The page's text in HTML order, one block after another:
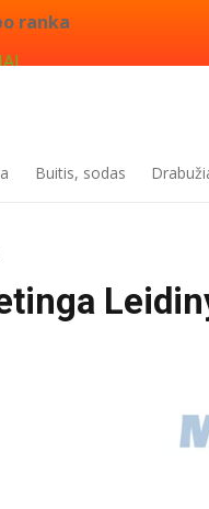
ranka
Buitis, sodas